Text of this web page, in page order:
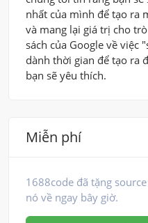
nhất của mình để tạo ra
và mang lại giá trị cho
sách của Google về việc
dành thời gian để tạo ra
bạn sẽ yêu thích.
Miễn phí
1688code đã tặng
nó về ngay bây giờ.